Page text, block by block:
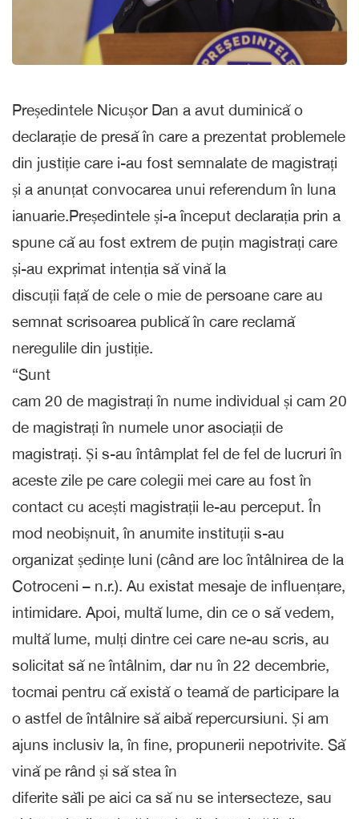
Președintele Nicușor Dan a avut duminică o
declarație de presă în care a prezentat problemele
din justiție care i-au fost semnalate de magistrați
și a anunțat convocarea unui referendum în luna
ianuarie.Președintele și-a început declarația prin a
spune că au fost extrem de puțin magistrați care
și-au exprimat intenția să vină la
discuții față de cele o mie de persoane care au
semnat scrisoarea publică în care reclamă
neregulile din justiție.
“Sunt
cam 20 de magistrați în nume individual și cam 20
de magistrați în numele unor asociații de
magistrați. Și s-au întâmplat fel de fel de lucruri în
aceste zile pe care colegii mei care au fost în
contact cu acești magistrații le-au perceput. În
mod neobișnuit, în anumite instituții s-au
organizat ședințe luni (când are loc întâlnirea de la
Cotroceni – n.r.). Au existat mesaje de influențare,
intimidare. Apoi, multă lume, din ce o să vedem,
multă lume, mulți dintre cei care ne-au scris, au
solicitat să ne întâlnim, dar nu în 22 decembrie,
tocmai pentru că există o teamă de participare la
o astfel de întâlnire să aibă repercursiuni. Și am
ajuns inclusiv la, în fine, propunerii nepotrivite. Să
vină pe rând și să stea în
diferite săli pe aici ca să nu se intersecteze, sau